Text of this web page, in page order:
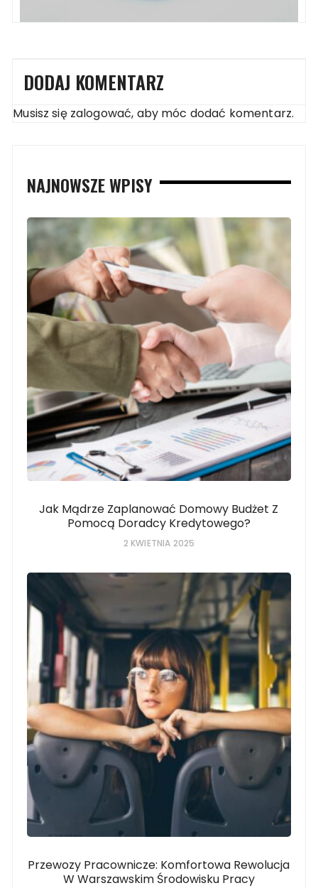
DODAJ KOMENTARZ
Musisz się zalogować, aby móc dodać komentarz.
NAJNOWSZE WPISY
Jak Mądrze Zaplanować Domowy Budżet Z
Pomocą Doradcy Kredytowego?
2 KWIETNIA 2025
Przewozy Pracownicze: Komfortowa Rewolucja
W Warszawskim Środowisku Pracy